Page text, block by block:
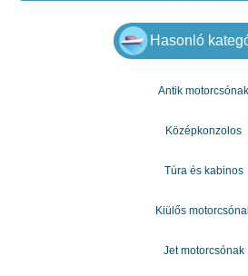
- Pénzügyi kölcsön
- Befektetési hitel
Ha igazán szüksége van egy
Önök rendelkezésére állnak minden
Hasonló
Antik motorcsónak
Középkonzolos
Túra és kabinos
Kiülős
Jet motorcsónak